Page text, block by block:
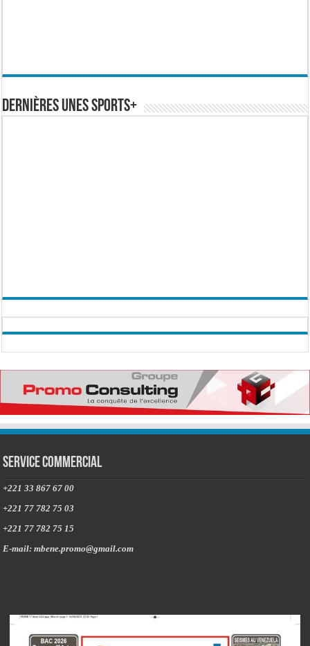
Dernières Unes Sports+
Service commercial
+221 33 867 67 00
+221 77 782 75 03
+221 77 782 75 15
E-mail: mbene.promo@gmail.com